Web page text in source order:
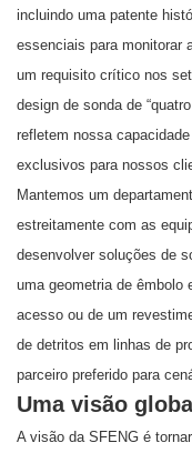
incluindo uma patente
essenciais para monitorar
um requisito crítico nos
design de sonda de
refletem nossa
exclusivos para nossos
Mantemos um
estreitamente com as
desenvolver soluções de
uma geometria de êmbolo
acesso ou de um
de detritos em linhas de
parceiro preferido para
Uma visão
A visão da SFENG é